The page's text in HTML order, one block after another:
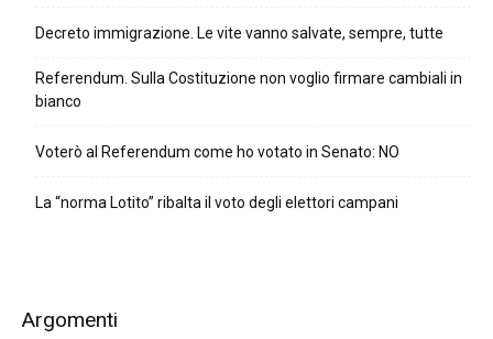
Decreto immigrazione. Le vite vanno salvate, sempre, tutte
Referendum. Sulla Costituzione non voglio firmare cambiali in
bianco
Voterò al Referendum come ho votato in Senato: NO
La “norma Lotito” ribalta il voto degli elettori campani
Argomenti